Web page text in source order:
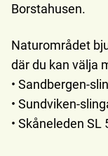
Borstahusen.
Naturområdet
där du kan välja
• Sandbergen-
• Sundviken-
• Skåneleden SL